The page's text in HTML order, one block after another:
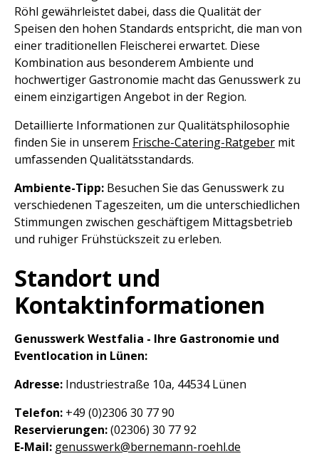
Röhl gewährleistet dabei, dass die Qualität der
Speisen den hohen Standards entspricht, die man von
einer traditionellen Fleischerei erwartet. Diese
Kombination aus besonderem Ambiente und
hochwertiger Gastronomie macht das Genusswerk zu
einem einzigartigen Angebot in der Region.
Detaillierte Informationen zur Qualitätsphilosophie
finden Sie in unserem Frische-Catering-Ratgeber mit
umfassenden Qualitätsstandards.
Ambiente-Tipp: Besuchen Sie das Genusswerk zu
verschiedenen Tageszeiten, um die unterschiedlichen
Stimmungen zwischen geschäftigem Mittagsbetrieb
und ruhiger Frühstückszeit zu erleben.
Standort und
Kontaktinformationen
Genusswerk Westfalia - Ihre Gastronomie und
Eventlocation in Lünen:
Adresse: Industriestraße 10a, 44534 Lünen
Telefon: +49 (0)2306 30 77 90
Reservierungen:(02306) 30 77 92
E-Mail: genusswerk@bernemann-roehl.de